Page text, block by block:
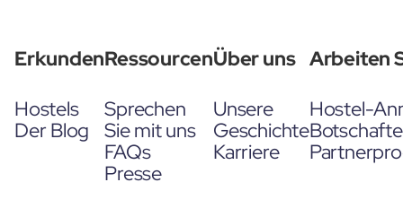
Erkunden
Hostels
Der Blog
Ressourcen
Sprechen
Sie mit uns
FAQs
Presse
Über uns
Unsere
Geschichte
Karriere
Arbeiten
Hostel-